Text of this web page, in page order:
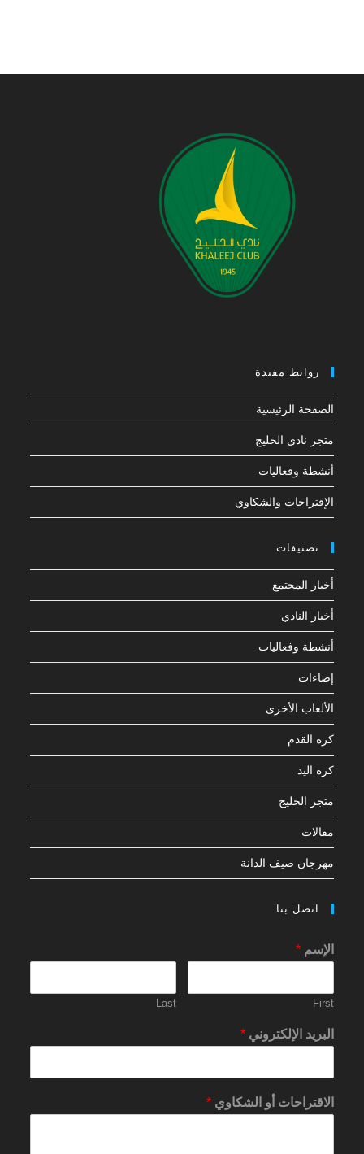
روابط مفيدة
الصفحة الرئيسية
متجر نادي الخليج
أنشطة وفعاليات
الإقتراحات والشكاوي
تصنيفات
أخبار المجتمع
أخبار النادي
أنشطة وفعاليات
إضاءات
الألعاب الأخرى
كرة القدم
كرة اليد
متجر الخليج
مقالات
مهرجان صيف الدانة
اتصل بنا
الإسم*
First
Last
البريد الإلكتروني*
الاقتراحات أو الشكاوي*